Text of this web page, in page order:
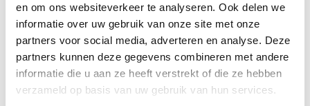
en om ons websiteverkeer te analyseren. Ook delen we
informatie over uw gebruik van onze site met onze
partners voor social media, adverteren en analyse. Deze
partners kunnen deze gegevens combineren met andere
informatie die u aan ze heeft verstrekt of die ze hebben
verzameld op basis van uw gebruik van hun services.
MUS Bullet Journal-Sticker
Tabs
mus (auteur)